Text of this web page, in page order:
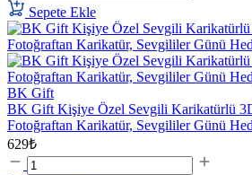
Sepete Ekle
BK Gift
BK Gift Kişiye Özel Sevgili Karikatürlü
Fotoğraftan Karikatür, Sevgililer Günü
629₺